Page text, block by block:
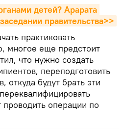
детей? Арарата
правительства>>
практиковать
многое еще предстоит
что нужно создать
переподготовить
откуда будут брать эти
проводить операции по